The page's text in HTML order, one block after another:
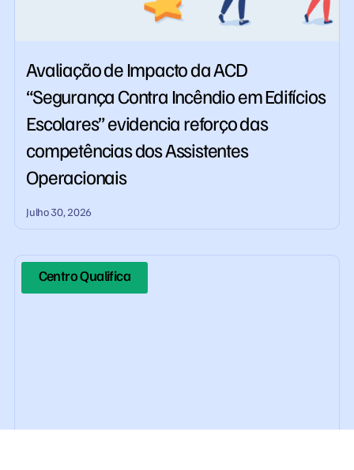
Avaliação de Impacto da ACD
“Segurança Contra Incêndio em Edifícios
Escolares” evidencia reforço das
competências dos Assistentes
Operacionais
Julho 30, 2026
Centro Qualifica